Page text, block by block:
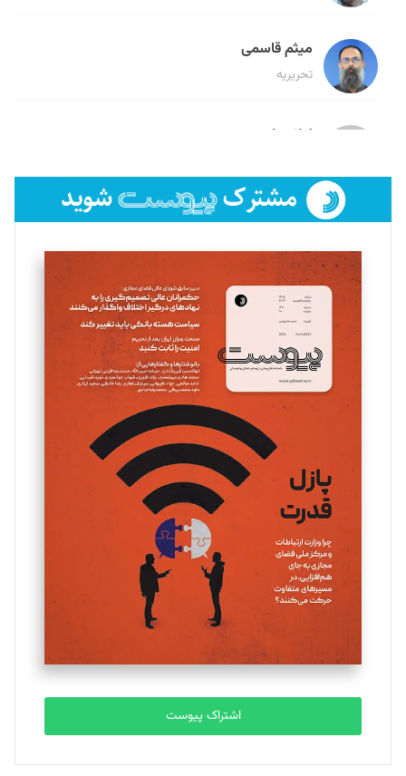
میثم قاسمی
تحریریه
لیلا حنارود
فائزه فتحی رستمی
تحریریه
سروش کرمیان
تحریریه
مینا پاکدل
یسنا امان‌پور
تحریریه
ملینا جعفری
تحریریه
مصطفی مسجدی آرانی
تحریریه
بابک نقاش
تحریریه
اشتراک پیوست